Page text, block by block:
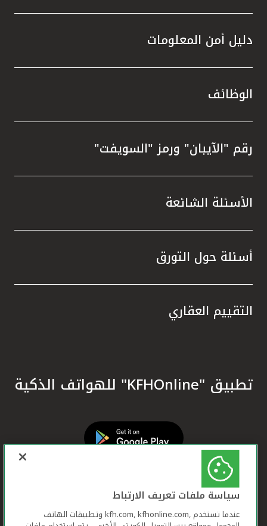
دليل أمن المعلومات
الوظائف
رقم "الآيبان" ورمز "السويفت"
الأسئلة الشائعة
أسئلة حول التورق
التقييم العقاري
تطبيق "KFHOnline" للهواتف الذكية
سياسة ملفات تعريف الارتباط
عندما تستخدم ,kfh.com, kfhonline.com وتطبيقات الهاتف